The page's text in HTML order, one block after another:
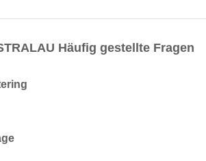
Häufig gestellte Fragen